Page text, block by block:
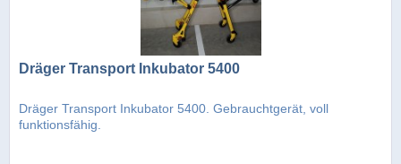
Dräger Transport Inkubator 5400
Dräger Transport Inkubator 5400. Gebrauchtgerät, voll
funktionsfähig.